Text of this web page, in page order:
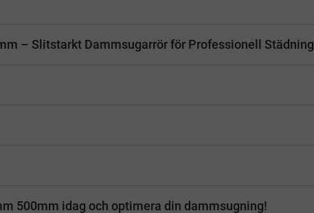
– Slitstarkt Dammsugarrör för Professionell Städning
500mm idag och optimera din dammsugning!